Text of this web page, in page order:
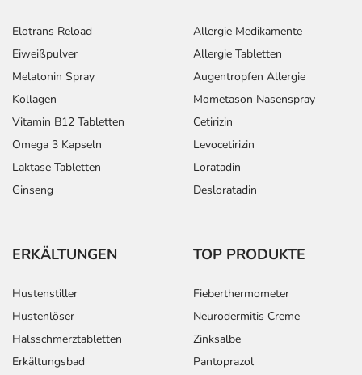
Elotrans Reload
Eiweißpulver
Melatonin Spray
Kollagen
Vitamin B12 Tabletten
Omega 3 Kapseln
Laktase Tabletten
Ginseng
Allergie Medikamente
Allergie Tabletten
Augentropfen Allergie
Mometason Nasenspray
Cetirizin
Levocetirizin
Loratadin
Desloratadin
ERKÄLTUNGEN
Hustenstiller
Hustenlöser
Halsschmerztabletten
Erkältungsbad
TOP PRODUKTE
Fieberthermometer
Neurodermitis Creme
Zinksalbe
Pantoprazol